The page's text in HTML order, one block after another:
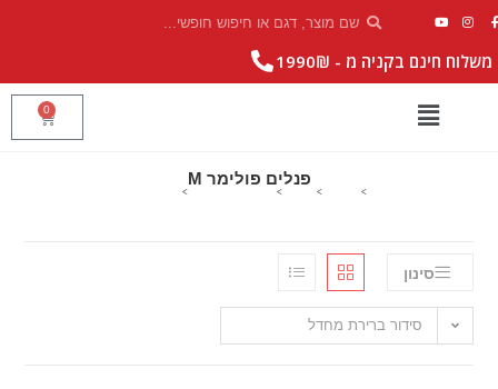
משלוח חינם בקניה מ - 1990₪
0
פנלים פולימר M
>
>
>
>
סינון
סידור ברירת מחדל